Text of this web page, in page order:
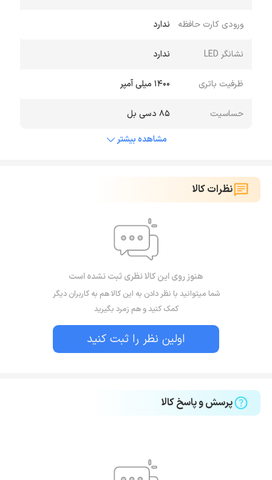
ورودی کارت حافظه ندارد
نشانگر LED ندارد
ظرفیت باتری 1400 میلی آمپر
حساسیت
85 دسی بل
مشاهده بیشتر
نظرات کالا
هنوز روی این کالا نظری ثبت نشده است
شما میتوانید با نظر دادن به این کالا هم به کاربران دیگر
کمک کنید و هم زمرد بگیرید
اولین نظر را ثبت کنید
پرسش و پاسخ کالا